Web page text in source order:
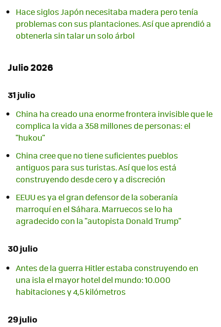
Hace siglos Japón necesitaba madera pero tenía
problemas con sus plantaciones. Así que aprendió a
obtenerla sin talar un solo árbol
Julio 2026
31 julio
China ha creado una enorme frontera invisible que le
complica la vida a 358 millones de personas: el
"hukou"
China cree que no tiene suficientes pueblos
antiguos para sus turistas. Así que los está
construyendo desde cero y a discreción
EEUU es ya el gran defensor de la soberanía
marroquí en el Sáhara. Marruecos se lo ha
agradecido con la "autopista Donald Trump"
30 julio
Antes de la guerra Hitler estaba construyendo en
una isla el mayor hotel del mundo: 10.000
habitaciones y 4,5 kilómetros
29 julio